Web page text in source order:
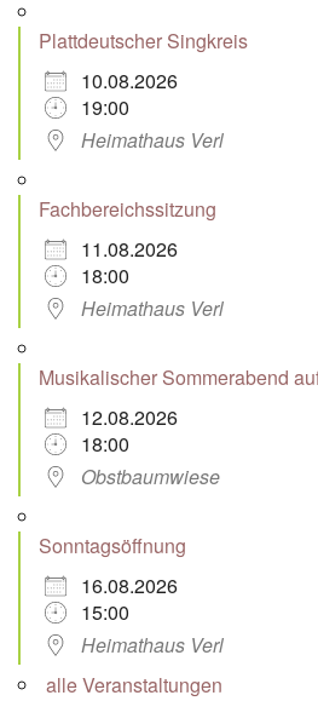
Plattdeutscher Singkreis
10.08.2026
19:00
Heimathaus Verl
Fachbereichssitzung
11.08.2026
18:00
Heimathaus Verl
Musikalischer Sommerabend
12.08.2026
18:00
Obstbaumwiese
Sonntagsöffnung
16.08.2026
15:00
Heimathaus Verl
alle Veranstaltungen